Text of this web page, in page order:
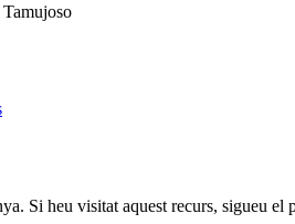
Si heu visitat aquest recurs, sigueu el